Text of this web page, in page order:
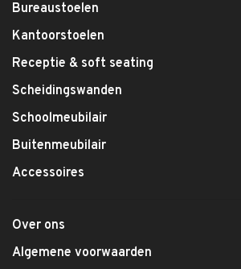
Bureaustoelen
Kantoorstoelen
Receptie & soft seating
Scheidingswanden
Schoolmeubilair
Buitenmeubilair
Accessoires
Over ons
Algemene voorwaarden